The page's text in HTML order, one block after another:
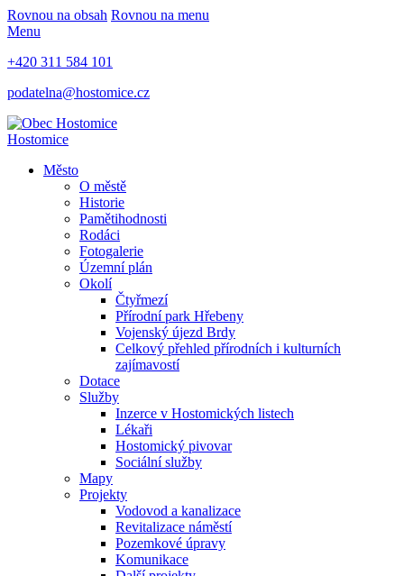
Rovnou na obsah Rovnou na menu
Menu
+420 311 584 101
podatelna@hostomice.cz
Hostomice
Město
O městě
Historie
Pamětihodnosti
Rodáci
Fotogalerie
Územní plán
Okolí
Čtyřmezí
Přírodní park Hřebeny
Vojenský újezd Brdy
Celkový přehled přírodních i kulturních
zajímavostí
Dotace
Služby
Inzerce v Hostomických listech
Lékaři
Hostomický pivovar
Sociální služby
Mapy
Projekty
Vodovod a kanalizace
Revitalizace náměstí
Pozemkové úpravy
Komunikace